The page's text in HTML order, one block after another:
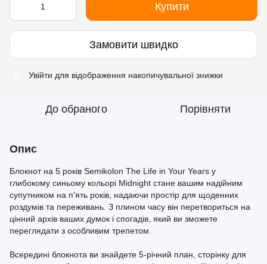
Купити
Замовити швидко
Увійти для відображення накопичувальної знижки
До обраного Порівняти
Опис
Блокнот на 5 років Semikolon The Life in Your Years у
глибокому синьому кольорі Midnight стане вашим надійним
супутником на п'ять років, надаючи простір для щоденних
роздумів та переживань. З плином часу він перетвориться на
цінний архів ваших думок і спогадів, який ви зможете
переглядати з особливим трепетом.
Всередині блокнота ви знайдете 5-річний план, сторінку для